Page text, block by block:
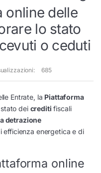
online delle
lo stato
o ceduti
685
Entrate, la Piattaforma
dei crediti fiscali
detrazione
efficienza energetica e di
online